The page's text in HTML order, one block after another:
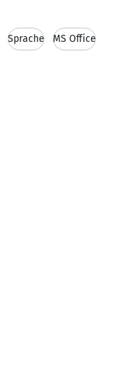
Sprache MS Office